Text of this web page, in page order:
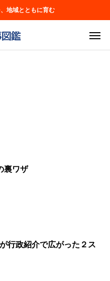
地域とともに育む
裏ワザ
行政紹介で広がった２ス